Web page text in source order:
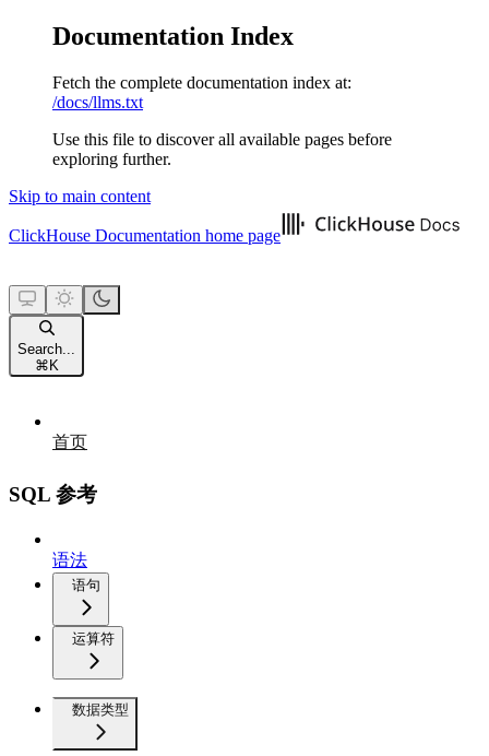
Documentation Index
Fetch the complete documentation index at:
/docs/llms.txt
Use this file to discover all available pages before
exploring further.
Skip to main content
ClickHouse Documentation home page
Search...
⌘ K
首页
SQL 参考
语法
语句
运算符
数据类型